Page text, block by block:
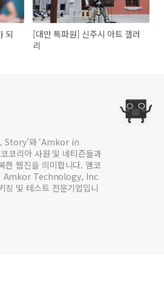
되
[대만 특파원] 신주시 아트 갤러
리
Story’와 ‘Amkor in
코리아 사원 및 네티즌들과
한 웹진을 의미합니다. 앰코
Amkor Technology, Inc
징 및 테스트 전문기업입니